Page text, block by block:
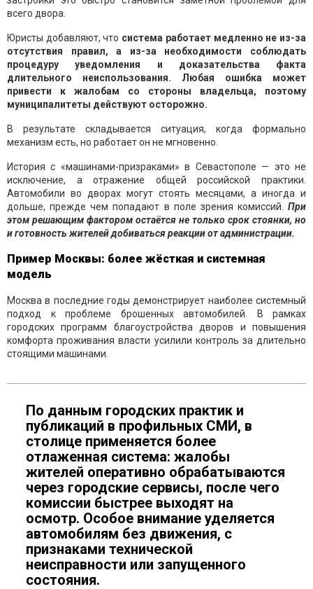
всего двора.
Юристы добавляют, что система работает медленно не из-за
отсутствия правил, а из-за необходимости соблюдать
процедуру уведомления и доказательства факта
длительного неиспользования. Любая ошибка может
привести к жалобам со стороны владельца, поэтому
муниципалитеты действуют осторожно.
В результате складывается ситуация, когда формально
механизм есть, но работает он не мгновенно.
История с «машинами-призраками» в Севастополе — это не
исключение, а отражение общей российской практики.
Автомобили во дворах могут стоять месяцами, а иногда и
дольше, прежде чем попадают в поле зрения комиссий. При
этом решающим фактором остаётся не только срок стоянки, но
и готовность жителей добиваться реакции от администрации.
Пример Москвы: более жёсткая и системная
модель
Москва в последние годы демонстрирует наиболее системный
подход к проблеме брошенных автомобилей. В рамках
городских программ благоустройства дворов и повышения
комфорта проживания власти усилили контроль за длительно
стоящими машинами.
По данным городских практик и
публикаций в профильных СМИ, в
столице применяется более
отлаженная система: жалобы
жителей оперативно обрабатываются
через городские сервисы, после чего
комиссии быстрее выходят на
осмотр. Особое внимание уделяется
автомобилям без движения, с
признаками технической
неисправности или запущенного
состояния.